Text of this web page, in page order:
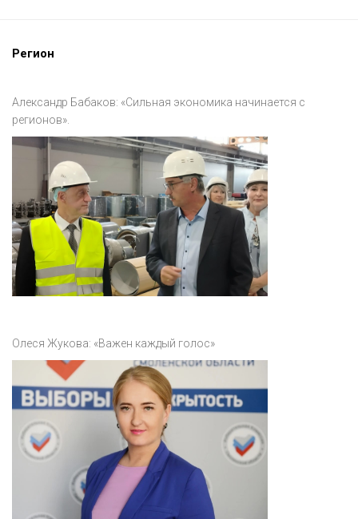
Регион
Александр Бабаков: «Сильная экономика начинается с
регионов».
Олеся Жукова: «Важен каждый голос»